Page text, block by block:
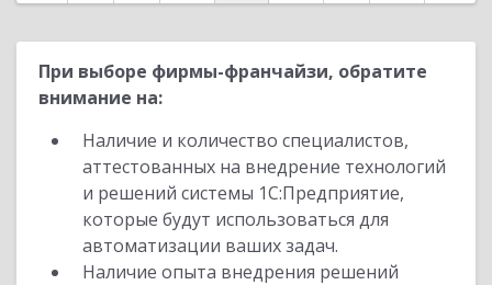
При выборе фирмы-франчайзи, обратите
внимание на:
Наличие и количество специалистов,
аттестованных на внедрение технологий
и решений системы 1С:Предприятие,
которые будут использоваться для
автоматизации ваших задач.
Наличие опыта внедрения решений